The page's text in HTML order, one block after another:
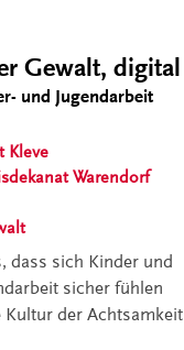
Gewalt, digital
und Jugendarbeit
Kleve
Warendorf
dass sich Kinder und
sicher fühlen
der Achtsamkeit